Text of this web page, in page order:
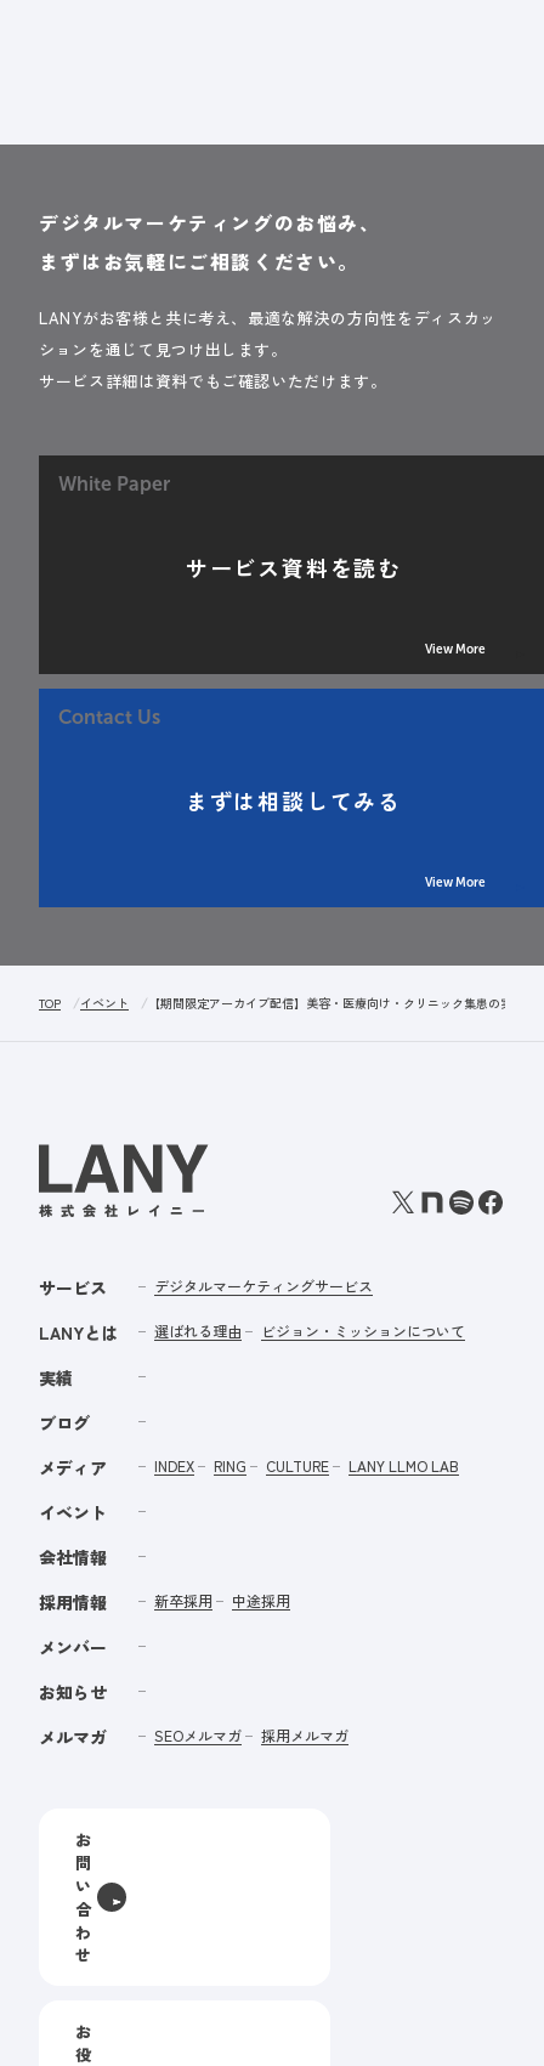
デジタルマーケティングのお悩み、
まずはお気軽にご相談ください。
LANYがお客様と共に考え、最適な解決の方向性をディスカッ
ションを通じて見つけ出します。
サービス詳細は資料でもご確認いただけます。
White Paper
サービス資料を読む
View More
Contact Us
まずは相談してみる
View More
TOP イベント 【期間限定アーカイブ配信】美容・医療向け・クリニック集患の実践
サービス デジタルマーケティングサービス
LANYとは 選ばれる理由 ビジョン・ミッションについて
実績
ブログ
メディア
INDEX RING CULTURE LANY LLMO LAB
イベント
会社情報
採用情報
新卒採用 中途採用
メンバー
お知らせ
メルマガ
SEOメルマガ 採用メルマガ
お
問
い
合
わ
せ
お
役